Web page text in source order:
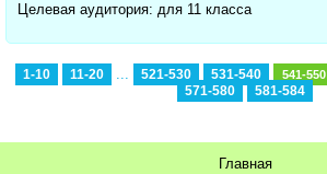
Целевая аудитория: для 11 класса
1-10 11-20 ... 521-530 531-540 541-550
571-580
581-584
Главная